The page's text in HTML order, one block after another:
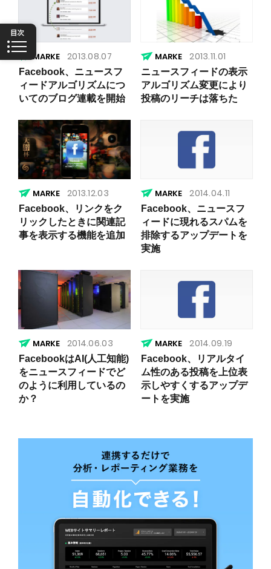
2013.08.07
Facebook、ニュースフ
ィードアルゴリズムにつ
いてのブログ連載を開始
2013.11.01
ニュースフィードの表示
アルゴリズム変更により
投稿のリーチは落ちた
2013.12.03
Facebook、リンクをク
リックしたときに関連記
事を表示する機能を追加
2014.04.11
Facebook、ニュースフ
ィードに現れるスパムを
排除するアップデートを
実施
2014.06.03
FacebookはAI(人工知能)
をニュースフィードでど
のように利用しているの
か？
2014.09.19
Facebook、リアルタイ
ム性のある投稿を上位表
示しやすくするアップデ
ートを実施